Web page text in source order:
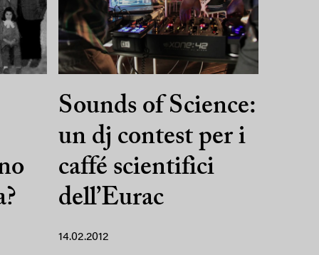
Sounds of Science:
un dj contest per i
caffé scientifici
dell’Eurac
14.02.2012